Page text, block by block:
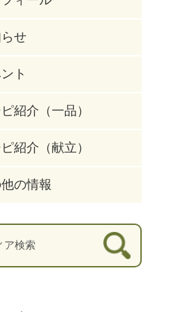
せ
ト
紹介（一品）
紹介（献立）
の情報